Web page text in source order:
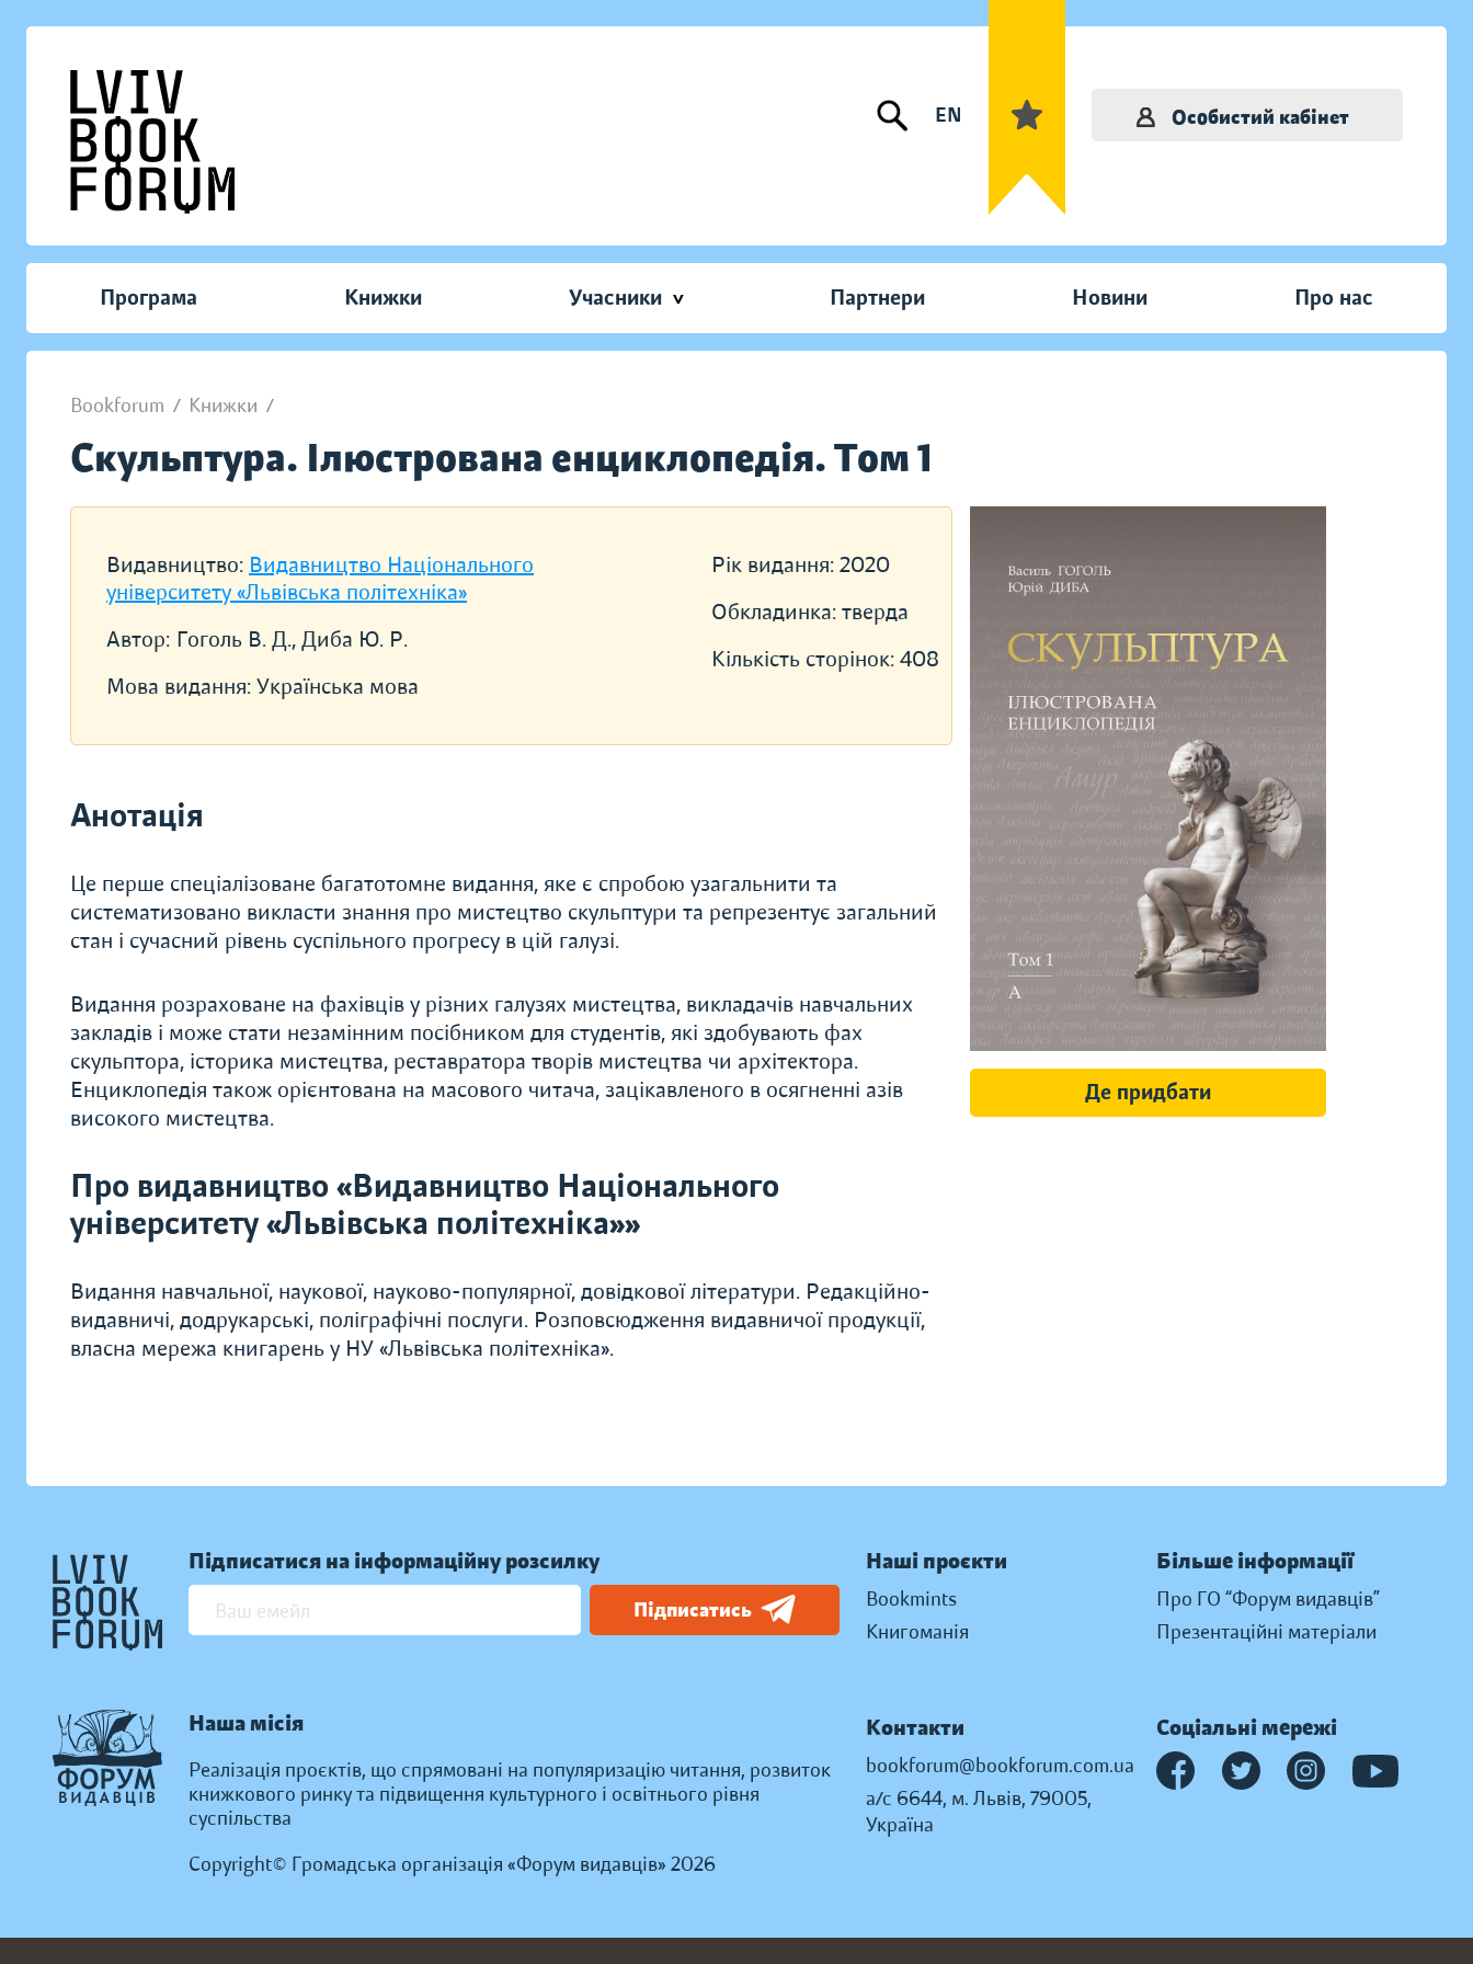
EN Особистий кабінет
Програма Книжки Учасники Партнери Новини Про нас
Bookforum / Книжки /
Скульптура. Ілюстрована енциклопедія. Том 1
Видавництво: Видавництво Національного
університету «Львівська політехніка»
Автор: Гоголь В. Д., Диба Ю. Р.
Мова видання: Українська мова
Рік видання: 2020
Обкладинка: тверда
Кількість сторінок: 408
Анотація
Це перше спеціалізоване багатотомне видання, яке є спробою узагальнити та
систематизовано викласти знання про мистецтво скульптури та репрезентує загальний
стан і сучасний рівень суспільного прогресу в цій галузі.
Видання розраховане на фахівців у різних галузях мистецтва, викладачів навчальних
закладів і може стати незамінним посібником для студентів, які здобувають фах
скульптора, історика мистецтва, реставратора творів мистецтва чи архітектора.
Енциклопедія також орієнтована на масового читача, зацікавленого в осягненні азів
високого мистецтва.
Про видавництво «Видавництво Національного
університету «Львівська політехніка»»
Видання навчальної, наукової, науково-популярної, довідкової літератури. Редакційно-
видавничі, додрукарські, поліграфічні послуги. Розповсюдження видавничої продукції,
власна мережа книгарень у НУ «Львівська політехніка».
Де придбати
Підписатися на інформаційну розсилку
Підписатись
Наша місія
Реалізація проєктів, що спрямовані на популяризацію читання, розвиток
книжкового ринку та підвищення культурного і освітнього рівня
суспільства
Copyright© Громадська організація «Форум видавців» 2026
Наші проєкти
Bookmints
Книгоманія
Більше інформації
Про ГО “Форум видавців”
Презентаційні матеріали
Контакти
bookforum@bookforum.com.ua
а/с 6644, м. Львів, 79005,
Україна
Соціальні мережі